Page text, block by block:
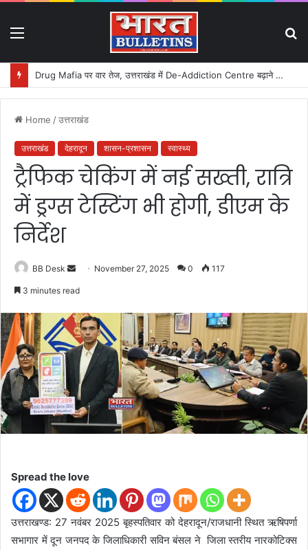
कांवड़ यात्रा ने बनाया नया इतिहास: आस्था का महासैलाब!
Home /उत्तराखंड
उत्तराखंड देहरादून शासन-प्रशासन स्वास्थ्य
ट्रैफिक चेकिंग में नई सख्ती, रात्रि
में ड्रग्स टेस्टिंग भी होगी, डीएम के
निर्देश
BB Desk
e
d
a
n
e
m
a
i
l
November 27, 2025 0 117
3 minutes read
Spread the love
उत्तराखण्ड: 27 नवंबर 2025 बृहस्पतिवार को देहरादून/राजधानी स्थित ऋषिपर्णा
सभागार में दून जनपद के जिलाधिकारी सविन बंसल ने जिला स्तरीय नारकोटिक्स